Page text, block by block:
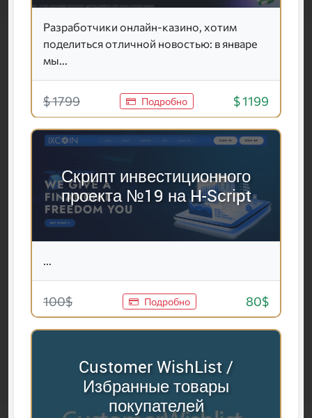
Разработчики онлайн-казино, хотим
поделиться отличной новостью: в январе
мы...
$ 1799 Подробно $ 1199
Скрипт инвестиционного
проекта №19 на H-Script
...
100$ Подробно 80$
Customer WishList /
Избранные товары
покупателей